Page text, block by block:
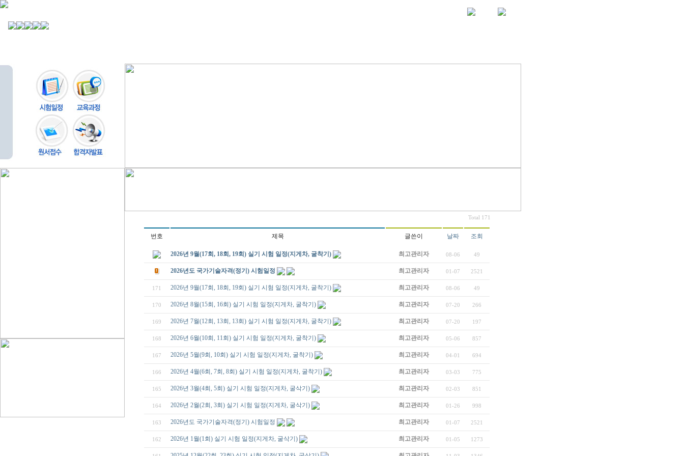
Total 171
번호 제목 글쓴이 날짜 조회
2026년 9월(17회, 18회, 19회) 실기 시험 일정(지게차, 굴착기) 최고관리자 08-06 49
2026년도 국가기술자격(정기) 시험일정 최고관리자 01-07 2521
171 2026년 9월(17회, 18회, 19회) 실기 시험 일정(지게차, 굴착기) 최고관리자 08-06 49
170 2026년 8월(15회, 16회) 실기 시험 일정(지게차, 굴착기) 최고관리자 07-20 266
169 2026년 7월(12회, 13회, 13회) 실기 시험 일정(지게차, 굴착기) 최고관리자 07-20 197
168 2026년 6월(10회, 11회) 실기 시험 일정(지게차, 굴착기) 최고관리자 05-06 857
167 2026년 5월(9회, 10회) 실기 시험 일정(지게차, 굴착기) 최고관리자 04-01 694
166 2026년 4월(6회, 7회, 8회) 실기 시험 일정(지게차, 굴착기) 최고관리자 03-03 775
165 2026년 3월(4회, 5회) 실기 시험 일정(지게차, 굴삭기) 최고관리자 02-03 851
164 2026년 2월(2회, 3회) 실기 시험 일정(지게차, 굴삭기) 최고관리자 01-26 998
163 2026년도 국가기술자격(정기) 시험일정 최고관리자 01-07 2521
162 2026년 1월(1회) 실기 시험 일정(지게차, 굴삭기) 최고관리자 01-05 1273